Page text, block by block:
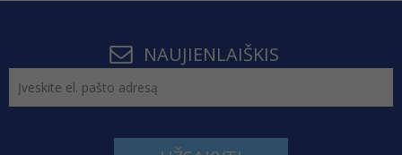
NAUJIENLAIŠKIS